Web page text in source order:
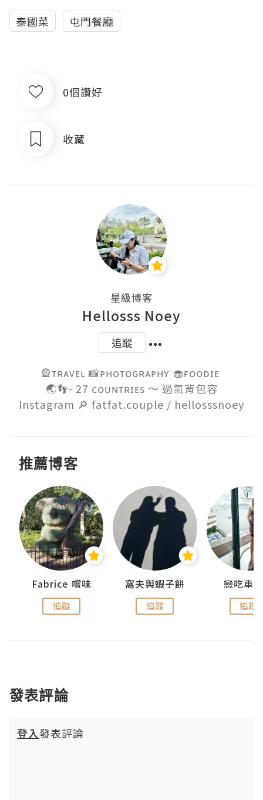
泰國菜 屯門餐廳
0個讚好
收藏
星級博客
Hellosss Noey
追蹤
🎡ᴛʀᴀᴠᴇʟ 📸ᴘʜᴏᴛᴏɢʀᴀᴘʜʏ 🧁ғᴏᴏᴅɪᴇ
🌏👣- 27 ᴄᴏᴜɴᴛʀɪᴇs ～ 過氣背包容
Instagram 🔎 fatfat.couple / hellosssnoey
推薦博客
Fabrice 嚐味
追蹤
窩夫與蝦子餅
追蹤
戀吃車
追蹤
發表評論
登入發表評論